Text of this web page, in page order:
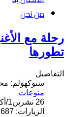
من نحن
رحلة مع
تطورها
التفاصيل
ستوكهولم:
منوعات
26 تشرين1/أكتوير 2025
الزيارات: 687